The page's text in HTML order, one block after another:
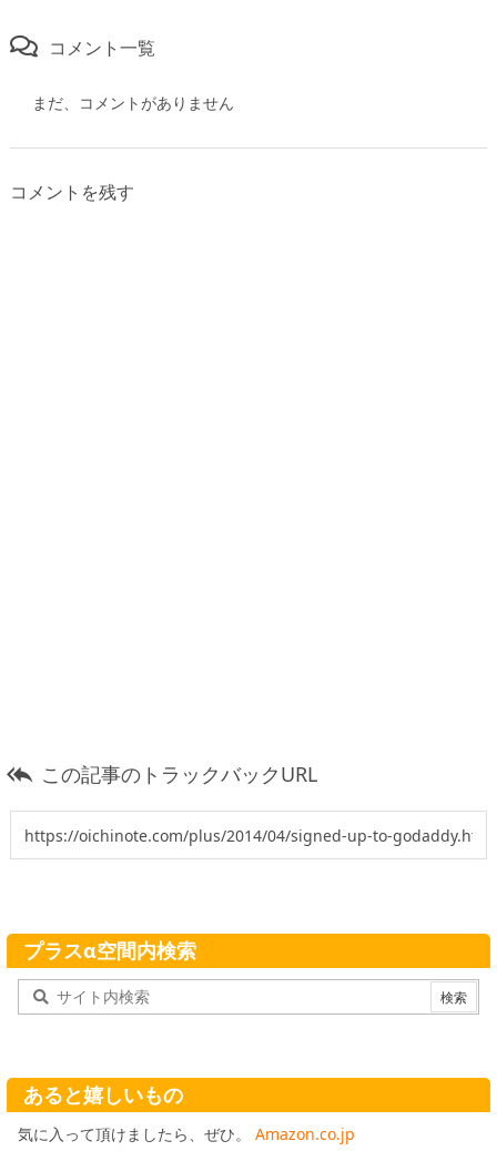
コメント一覧
まだ、コメントがありません
コメントを残す
 この記事のトラックバックURL
プラスα空間内検索
あると嬉しいもの
気に入って頂けましたら、ぜひ。 Amazon.co.jp